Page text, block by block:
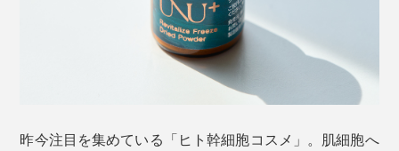
昨今注目を集めている「ヒト幹細胞コスメ」。肌細胞へ